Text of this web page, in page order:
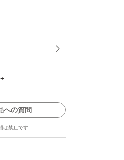
への質問
は禁止です